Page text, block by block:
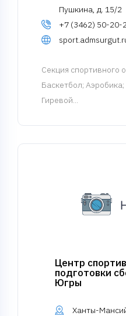
Пушкина, д. 15/2
+7 (3462) 50-20-
Cекция спортивного
Баскетбол;
Гиревой...
Центр
подготовки
Югры
Ханты-